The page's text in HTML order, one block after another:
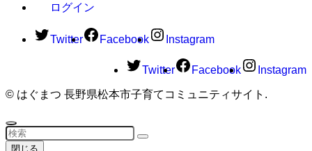
ログイン
Twitter Facebook Instagram
Twitter Facebook Instagram
© はぐまつ 長野県松本市子育てコミュニティサイト.
閉じる